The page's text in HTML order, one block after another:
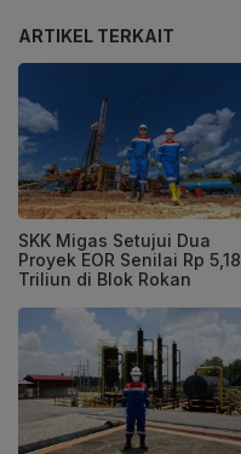
ARTIKEL TERKAIT
SKK Migas Setujui Dua
Proyek EOR Senilai Rp 5,18
Triliun di Blok Rokan